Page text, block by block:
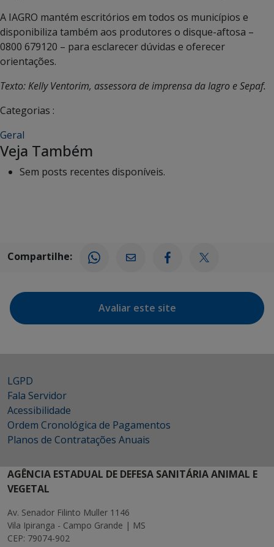
A IAGRO mantém escritórios em todos os municípios e
disponibiliza também aos produtores o disque-aftosa –
0800 679120 – para esclarecer dúvidas e oferecer
orientações.
Texto: Kelly Ventorim, assessora de imprensa da Iagro e Sepaf.
Categorias :
Geral
Veja Também
Sem posts recentes disponíveis.
Compartilhe:
Avaliar este site
LGPD
Fala Servidor
Acessibilidade
Ordem Cronológica de Pagamentos
Planos de Contratações Anuais
AGÊNCIA ESTADUAL DE DEFESA SANITÁRIA ANIMAL E
VEGETAL
Av. Senador Filinto Muller 1146
Vila Ipiranga - Campo Grande | MS
CEP: 79074-902